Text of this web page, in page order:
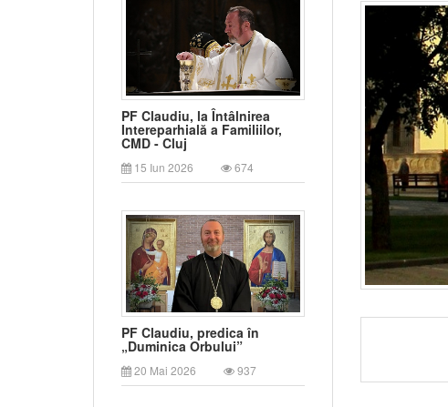
PF Claudiu, la Întâlnirea
Intereparhială a Familiilor,
CMD - Cluj
15 Iun 2026 674
PF Claudiu, predica în
„Duminica Orbului”
20 Mai 2026 937